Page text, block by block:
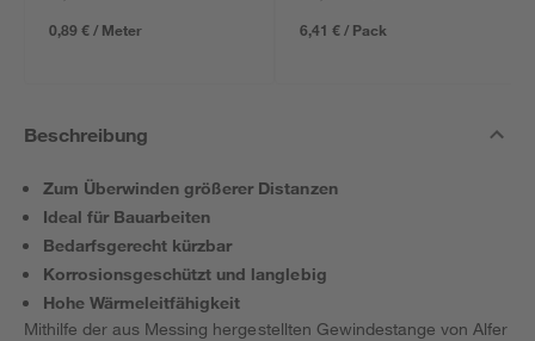
0,89 € / Meter
6,41 € / Pack
Beschreibung
Zum Überwinden größerer Distanzen
Ideal für Bauarbeiten
Bedarfsgerecht kürzbar
Korrosionsgeschützt und langlebig
Hohe Wärmeleitfähigkeit
Mithilfe der aus Messing hergestellten Gewindestange von Alfer